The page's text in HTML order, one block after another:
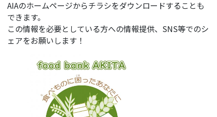
AIAのホームページからチラシをダウンロードすることも
できます。
この情報を必要としている方への情報提供、SNS等でのシ
ェアをお願いします！